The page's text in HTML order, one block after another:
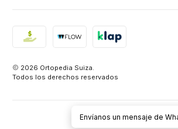
2026 Ortopedia Suiza.
Todos los derechos reservados
VOLVER ARRIBA
Envíanos un mensaje de